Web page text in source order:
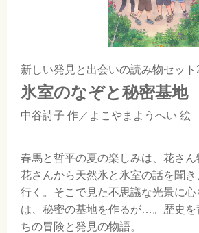
新しい発見と出会いの読み物セット
氷室のなぞと秘密基地
中谷詩子 作／ よこやまようへい 絵
春馬と哲平の夏の楽しみは、花さん
花さんから天然氷と氷室の話を聞
行く。そこで見た不思議な光景に心
は、秘密の基地を作るが…。歴史を
ちの冒険と発見の物語。